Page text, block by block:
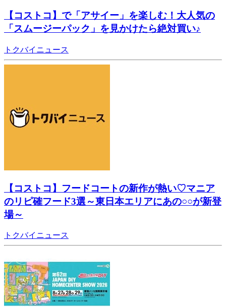
【コストコ】で「アサイー」を楽しむ！大人気の
「スムージーパック」を見かけたら絶対買い♪
トクバイニュース
【コストコ】フードコートの新作が熱い♡マニア
のリピ確フード3選～東日本エリアにあの○○が新登
場～
トクバイニュース